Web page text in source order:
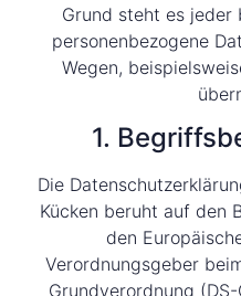
Grund steht es jeder
personenbezogene
Wegen,
1.
Die
Kücken beruht auf den
den
Verordnungsgeber
Grundverordnung